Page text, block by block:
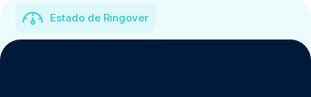
Estado de Ringover